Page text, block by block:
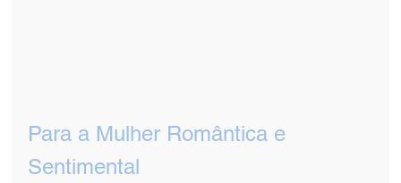
Para a Mulher Romântica e
Sentimental